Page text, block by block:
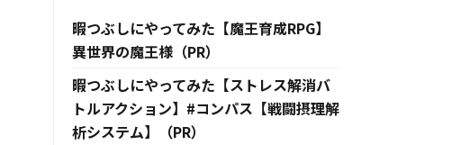
暇つぶしにやってみた【魔王育成RPG】
異世界の魔王様（PR）
暇つぶしにやってみた【ストレス解消バ
トルアクション】#コンパス【戦闘摂理解
析システム】（PR）